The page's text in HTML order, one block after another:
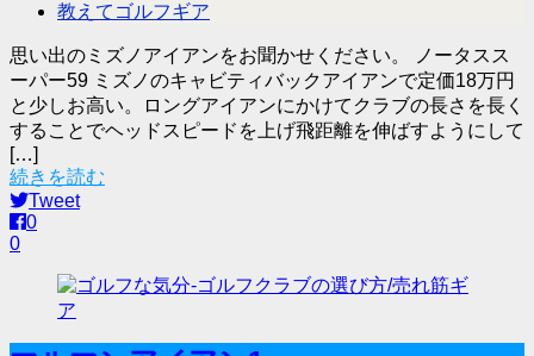
教えてゴルフギア
思い出のミズノアイアンをお聞かせください。 ノータスス
ーパー59 ミズノのキャビティバックアイアンで定価18万円
と少しお高い。ロングアイアンにかけてクラブの長さを長く
することでヘッドスピードを上げ飛距離を伸ばすようにして
[…]
続きを読む
Tweet
0
0